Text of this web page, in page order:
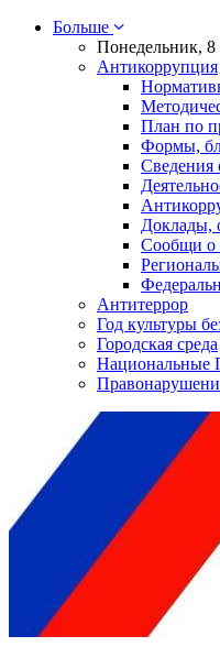
Больше
Понедельник, 8
Антикоррупция
План по
Формы,
Сведения
Доклады,
Сообщи о
Антитеррор
Год культуры
Городская среда
Национальные